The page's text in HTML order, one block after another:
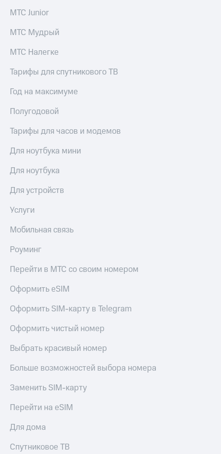
МТС Junior
МТС Мудрый
МТС Налегке
Тарифы для спутникового ТВ
Год на максимуме
Полугодовой
Тарифы для часов и модемов
Для ноутбука мини
Для ноутбука
Для устройств
Услуги
Мобильная связь
Роуминг
Перейти в МТС со своим номером
Оформить eSIM
Оформить SIM-карту в Telegram
Оформить чистый номер
Выбрать красивый номер
Больше возможностей выбора номера
Заменить SIM-карту
Перейти на eSIM
Для дома
Спутниковое ТВ